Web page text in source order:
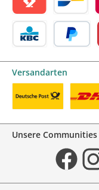
Satispay by mollieBancontact
Versandarten
Unsere Communities
Facebook